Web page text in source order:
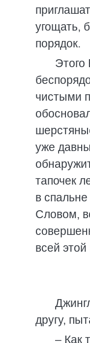
угощать,
порядок.
Этого
чистыми
уже
тапочек
в
Словом,
всей
другу,
– Как